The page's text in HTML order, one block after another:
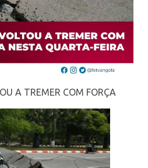
A TREMER COM FORÇA